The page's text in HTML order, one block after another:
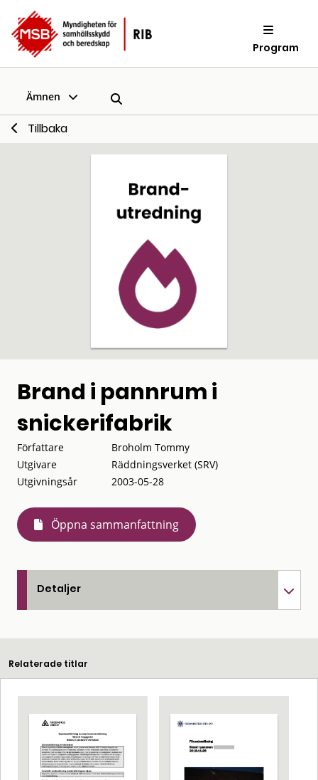
Program
Ämnen
Tillbaka
Brand i pannrum i
snickerifabrik
Författare
Broholm Tommy
Utgivare
Räddningsverket (SRV)
Utgivningsår
2003-05-28
Öppna sammanfattning
Detaljer
Relaterade titlar